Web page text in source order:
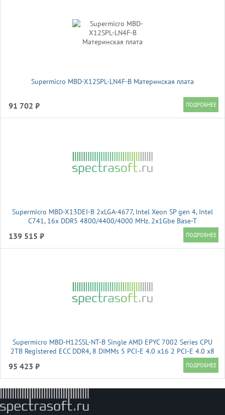
Supermicro MBD-X12SPL-LN4F-B Материнская плата
91 702 ₽
Supermicro MBD-X13DEI-B 2xLGA-4677, Intel Xeon SP gen 4, Intel
C741, 16x DDR5 4800/4400/4000 MHz. 2x1Gbe Base-T
BCM5720+1xMgmt LAN, 10xSATA3, 2xSATA-DOM, 6xUSB3, 4xPCI-
139 515 ₽
Supermicro MBD-H12SSL-NT-B Single AMD EPYC 7002 Series CPU
2TB Registered ECC DDR4, 8 DIMMs 5 PCI-E 4.0 x16 2 PCI-E 4.0 x8
2 M.2, 2 SlimSAS x8, Dual 10GBase-T LAN via Broadcom BCM57416
95 423 ₽